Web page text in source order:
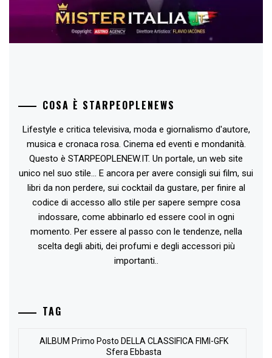
COSA È STARPEOPLENEWS
Lifestyle e critica televisiva, moda e giornalismo d'autore,
musica e cronaca rosa. Cinema ed eventi e mondanità.
Questo è STARPEOPLENEW.IT. Un portale, un web site
unico nel suo stile... E ancora per avere consigli sui film, sui
libri da non perdere, sui cocktail da gustare, per finire al
codice di accesso allo stile per sapere sempre cosa
indossare, come abbinarlo ed essere cool in ogni
momento. Per essere al passo con le tendenze, nella
scelta degli abiti, dei profumi e degli accessori più
importanti..
TAG
AlLBUM Primo Posto DELLA CLASSIFICA FIMI-GFK
Sfera Ebbasta